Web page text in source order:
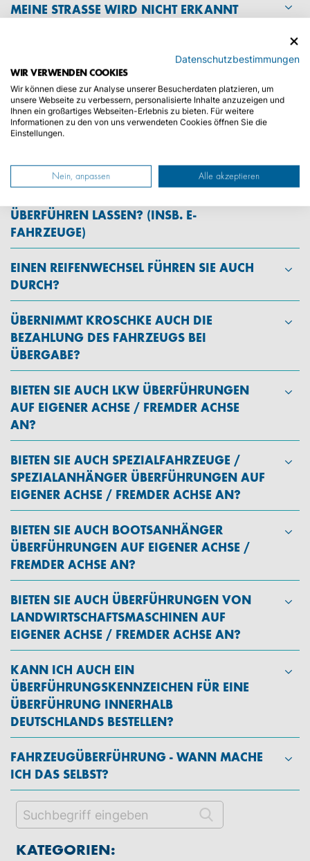
MEINE STRASSE WIRD NICHT ERKANNT
UNTERWEGS EINE PANNE HAT?
WER IST MEIN ANSPRECHPARTNER?
FRISTEN
ÜBERFÜHREN LASSEN? (INSB. E-
FAHRZEUGE)
EINEN REIFENWECHSEL FÜHREN SIE AUCH
DURCH?
ÜBERNIMMT KROSCHKE AUCH DIE
BEZAHLUNG DES FAHRZEUGS BEI
ÜBERGABE?
BIETEN SIE AUCH LKW ÜBERFÜHRUNGEN
AUF EIGENER ACHSE / FREMDER ACHSE
AN?
BIETEN SIE AUCH SPEZIALFAHRZEUGE /
SPEZIALANHÄNGER ÜBERFÜHRUNGEN AUF
EIGENER ACHSE / FREMDER ACHSE AN?
BIETEN SIE AUCH BOOTSANHÄNGER
ÜBERFÜHRUNGEN AUF EIGENER ACHSE /
FREMDER ACHSE AN?
BIETEN SIE AUCH ÜBERFÜHRUNGEN VON
LANDWIRTSCHAFTSMASCHINEN AUF
EIGENER ACHSE / FREMDER ACHSE AN?
KANN ICH AUCH EIN
ÜBERFÜHRUNGSKENNZEICHEN FÜR EINE
ÜBERFÜHRUNG INNERHALB
DEUTSCHLANDS BESTELLEN?
FAHRZEUGÜBERFÜHRUNG - WANN MACHE
ICH DAS SELBST?
KATEGORIEN:
Datenschutzbestimmungen
WIR VERWENDEN COOKIES
Wir können diese zur Analyse unserer Besucherdaten platzieren, um
unsere Webseite zu verbessern, personalisierte Inhalte anzuzeigen und
Ihnen ein großartiges Webseiten-Erlebnis zu bieten. Für weitere
Informationen zu den von uns verwendeten Cookies öffnen Sie die
Einstellungen.
Nein, anpassen Alle akzeptieren